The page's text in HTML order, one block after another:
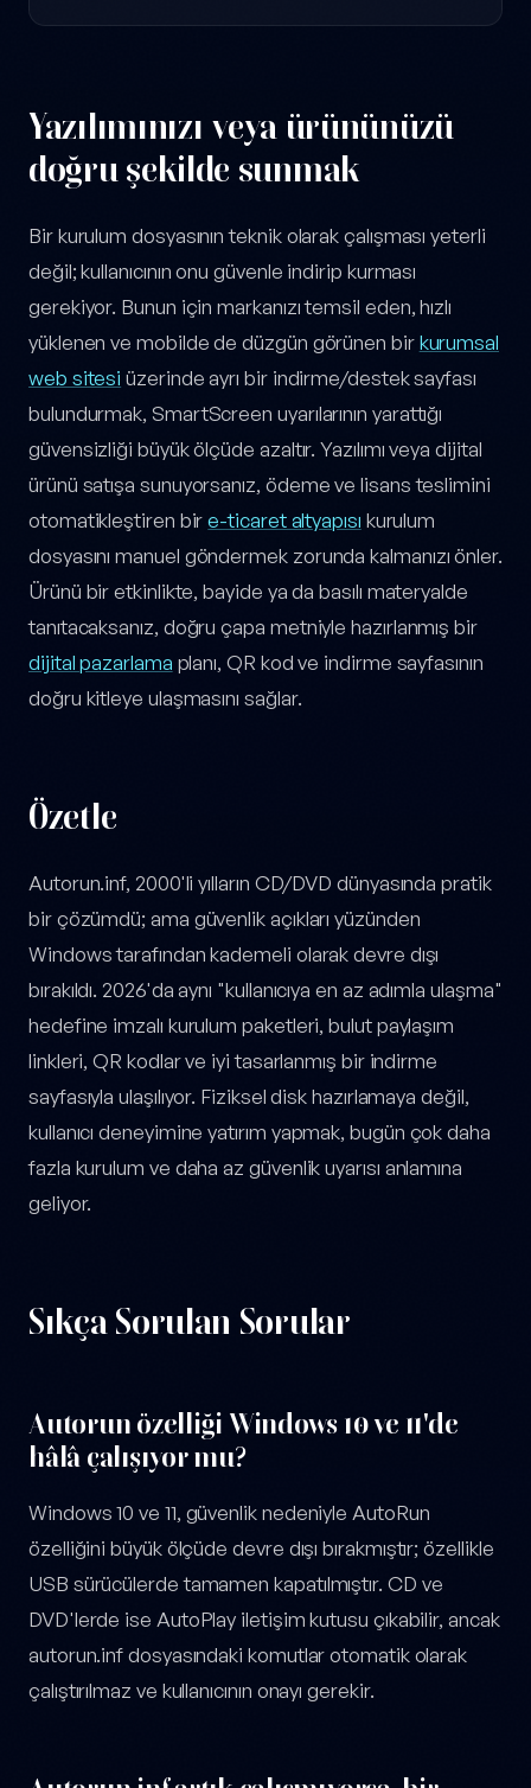
Yazılımınızı veya ürününüzü
doğru şekilde sunmak
Bir kurulum dosyasının teknik olarak çalışması yeterli
değil; kullanıcının onu güvenle indirip kurması
gerekiyor. Bunun için markanızı temsil eden, hızlı
yüklenen ve mobilde de düzgün görünen birkurumsal
web sitesi üzerinde ayrı bir indirme/destek sayfası
bulundurmak, SmartScreen uyarılarının yarattığı
güvensizliği büyük ölçüde azaltır. Yazılımı veya dijital
ürünü satışa sunuyorsanız, ödeme ve lisans teslimini
otomatikleştiren bire-ticaret altyapısı kurulum
dosyasını manuel göndermek zorunda kalmanızı önler.
Ürünü bir etkinlikte, bayide ya da basılı materyalde
tanıtacaksanız, doğru çapa metniyle hazırlanmış bir
dijital pazarlama planı, QR kod ve indirme sayfasının
doğru kitleye ulaşmasını sağlar.
Özetle
Autorun.inf, 2000'li yılların CD/DVD dünyasında pratik
bir çözümdü; ama güvenlik açıkları yüzünden
Windows tarafından kademeli olarak devre dışı
bırakıldı. 2026'da aynı "kullanıcıya en az adımla ulaşma"
hedefine imzalı kurulum paketleri, bulut paylaşım
linkleri, QR kodlar ve iyi tasarlanmış bir indirme
sayfasıyla ulaşılıyor. Fiziksel disk hazırlamaya değil,
kullanıcı deneyimine yatırım yapmak, bugün çok daha
fazla kurulum ve daha az güvenlik uyarısı anlamına
geliyor.
Sıkça Sorulan Sorular
Autorun özelliği Windows 10 ve 11'de
hâlâ çalışıyor mu?
Windows 10 ve 11, güvenlik nedeniyle AutoRun
özelliğini büyük ölçüde devre dışı bırakmıştır; özellikle
USB sürücülerde tamamen kapatılmıştır. CD ve
DVD'lerde ise AutoPlay iletişim kutusu çıkabilir, ancak
autorun.inf dosyasındaki komutlar otomatik olarak
çalıştırılmaz ve kullanıcının onayı gerekir.